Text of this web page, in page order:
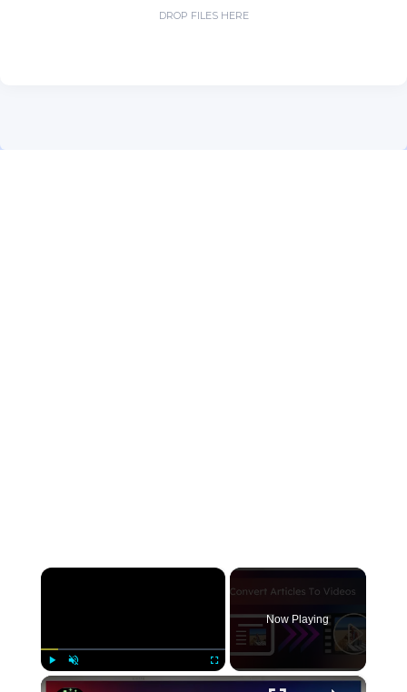
×
Play Unmute Fullscreen
Now Playing
×